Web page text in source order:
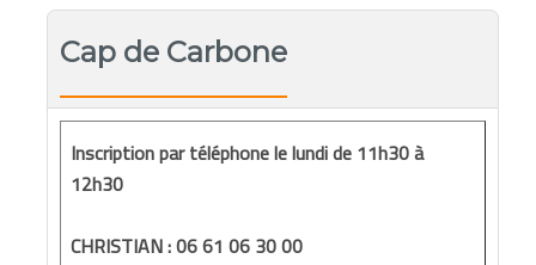
Cap de Carbone
Inscription par téléphone le lundi de 11h30 à
12h30
CHRISTIAN : 06 61 06 30 00